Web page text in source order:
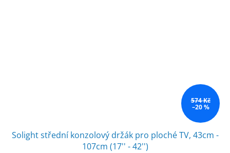
574 Kč
–20 %
Solight střední konzolový držák pro ploché TV, 43cm -
107cm (17'' - 42'')